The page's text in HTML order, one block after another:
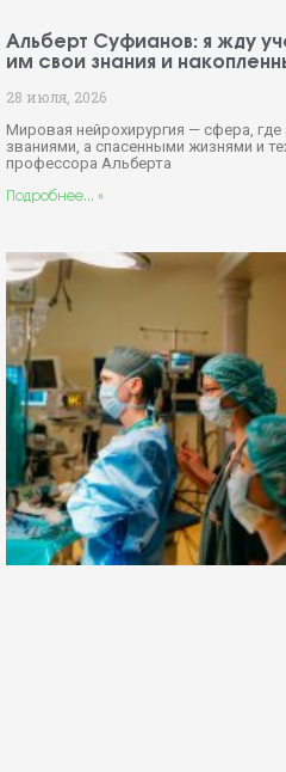
Альберт Суфианов: я жду
им свои знания и
28 июля, 2026
Мировая нейрохирургия — сфера, где
званиями, а спасенными жизнями и
профессора Альберта
Подробнее... »